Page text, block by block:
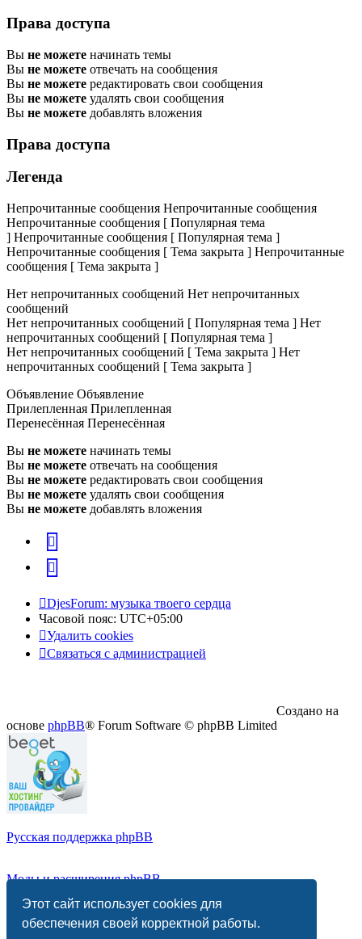
Этот сайт использует cookies для
обеспечения своей корректной работы.
Права доступа
Вы не можете начинать темы
Вы не можете отвечать на сообщения
Вы не можете редактировать свои сообщения
Вы не можете удалять свои сообщения
Вы не можете добавлять вложения
Права доступа
Легенда
Непрочитанные сообщения Непрочитанные сообщения
Непрочитанные сообщения [ Популярная тема
] Непрочитанные сообщения [ Популярная тема ]
Непрочитанные сообщения [ Тема закрыта ] Непрочитанные
сообщения [ Тема закрыта ]
Нет непрочитанных сообщений Нет непрочитанных
сообщений
Нет непрочитанных сообщений [ Популярная тема ] Нет
непрочитанных сообщений [ Популярная тема ]
Нет непрочитанных сообщений [ Тема закрыта ] Нет
непрочитанных сообщений [ Тема закрыта ]
Объявление Объявление
Прилепленная Прилепленная
Перенесённая Перенесённая
Вы не можете начинать темы
Вы не можете отвечать на сообщения
Вы не можете редактировать свои сообщения
Вы не можете удалять свои сообщения
Вы не можете добавлять вложения
vk
Telegram
DjesForum: музыка твоего сердца
Часовой пояс: UTC+05:00
Удалить cookies
Связаться с администрацией
Создано на
основе phpBB® Forum Software © phpBB Limited
Русская поддержка phpBB
Моды и расширения phpBB
Конфиденциальность |Правила